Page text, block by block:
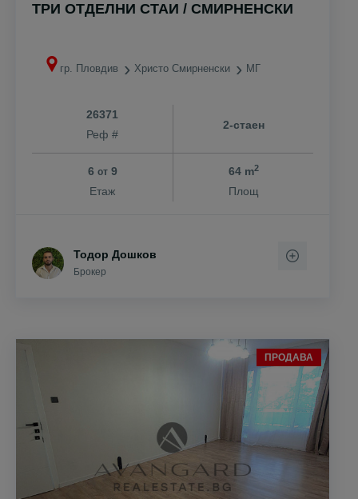
ТРИ ОТДЕЛНИ СТАИ / СМИРНЕНСКИ
гр. Пловдив Христо Смирненски МГ
26371
Реф #
2-стаен
6 от9
Етаж
64 m2
Площ
Тодор Дошков
Брокер
ПРОДАВА